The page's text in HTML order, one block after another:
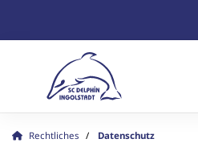
Rechtliches Datenschutz